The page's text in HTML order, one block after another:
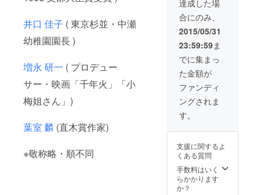
井口 佳子 ( 東京杉並・中瀬
幼稚園園長 )
増永 研一 ( プロデュー
サー・映画「千年火」「小
梅姐さん」)
葉室 麟 (直木賞作家)
※敬称略・順不同
１枚 ・東京での
試写会&試写会
後の飲み会にご
権利 (2016年前
半を予定。時期
は前後する場合
があります。飲
み会参加者は未
定) ・劇場公開
時、関係者と共
に舞台挨拶に登
壇していただけ
る権利 (2016年
春以降を予定。
時期は変更にな
る場合がありま
す。劇場公開は
東京、大阪、名
古屋、福岡、京
達成した場
合にのみ、
2015/05/31
23:59:59ま
でに集まっ
た金額が
ファンディ
ングされま
す。
支援に関するよ
くある質問
手数料はいく
らかかります
か？